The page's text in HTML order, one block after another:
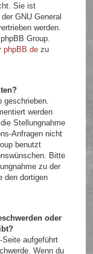
Sie ist
GNU General
werden.
Group.
phpBB.de zu
geschrieben.
werden
Stellungnahme
Anfragen nicht
benutzt
Bitte
zu der
den dortigen
oder
Seite aufgeführt
Wenn du